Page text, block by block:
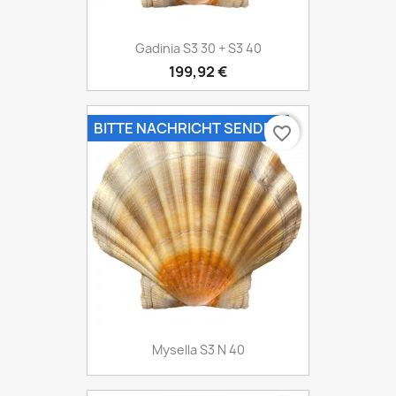
Gadinia S3 30 + S3 40
199,92 €
Mysella S3 N 40
BITTE NACHRICHT SENDENfavorite_border